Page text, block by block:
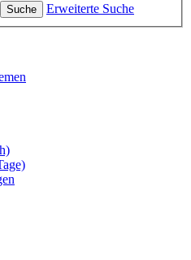
Suche Erweiterte Suche